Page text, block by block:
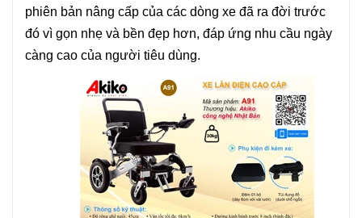
phiên bản nâng cấp của các dòng xe đã ra đời trước
đó vì gọn nhẹ và bền đẹp hơn, đáp ứng nhu cầu ngày
càng cao của người tiêu dùng.